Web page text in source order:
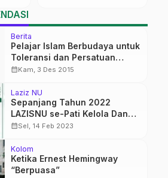
Berita
Pelajar Islam Berbudaya untuk
Toleransi dan Persatuan
calendar_monthKam, 3 Des 2015
Laziz NU
Sepanjang Tahun 2022
LAZISNU se-Pati Kelola Dana
ZIS Mencapai Rp15,6 Miliar
calendar_monthSel, 14 Feb 2023
Kolom
Ketika Ernest Hemingway
“Berpuasa”